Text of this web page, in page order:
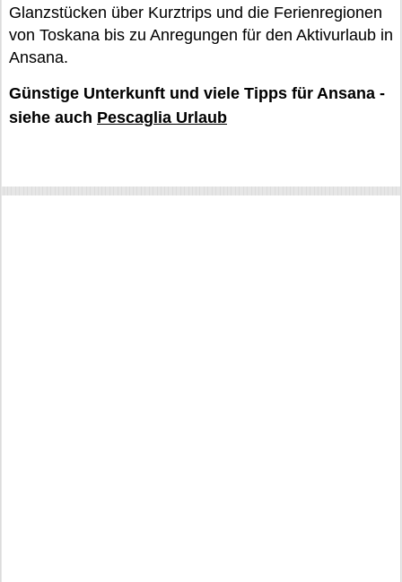
Glanzstücken über Kurztrips und die Ferienregionen
von Toskana bis zu Anregungen für den Aktivurlaub in
Ansana.
Günstige Unterkunft und viele Tipps für Ansana -
siehe auch Pescaglia Urlaub